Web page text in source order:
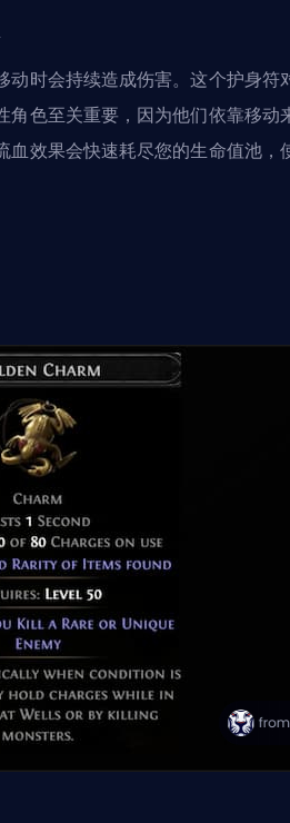
动时会持续造成伤害。这个护身符
角色至关重要，因为他们依靠移动
血效果会快速耗尽您的生命值池，